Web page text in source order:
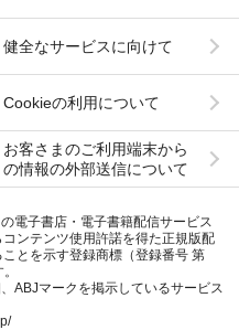
健全なサービスに向けて
Cookieの利用について
お客さまのご利用端末から
の情報の外部送信について
電子書店・電子書籍配信サービス
ンテンツ使用許諾を得た正規版配
とを示す登録商標（登録番号 第
ABJマークを掲示しているサービス